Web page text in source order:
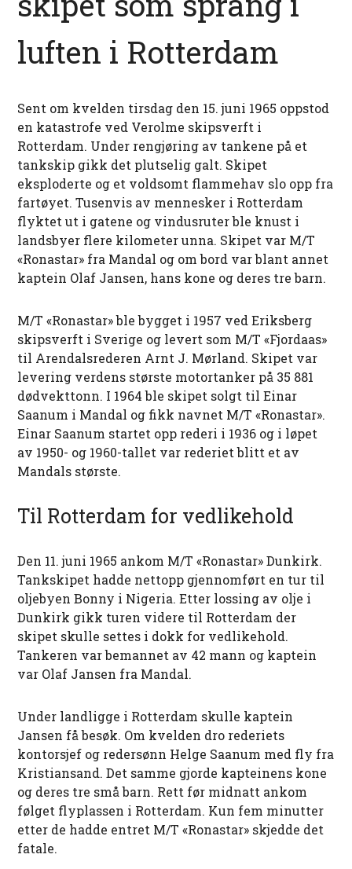
luften i Rotterdam
Sent om kvelden tirsdag den 15. juni 1965 oppstod
en katastrofe ved Verolme skipsverft i
Rotterdam. Under rengjøring av tankene på et
tankskip gikk det plutselig galt. Skipet
eksploderte og et voldsomt flammehav slo opp fra
fartøyet. Tusenvis av mennesker i Rotterdam
flyktet ut i gatene og vindusruter ble knust i
landsbyer flere kilometer unna. Skipet var M/T
«Ronastar» fra Mandal og om bord var blant annet
kaptein Olaf Jansen, hans kone og deres tre barn.
M/T «Ronastar» ble bygget i 1957 ved Eriksberg
skipsverft i Sverige og levert som M/T «Fjordaas»
til Arendalsrederen Arnt J. Mørland. Skipet var
levering verdens største motortanker på 35 881
dødvekttonn. I 1964 ble skipet solgt til Einar
Saanum i Mandal og fikk navnet M/T «Ronastar».
Einar Saanum startet opp rederi i 1936 og i løpet
av 1950- og 1960-tallet var rederiet blitt et av
Mandals største.
Til Rotterdam for vedlikehold
Den 11. juni 1965 ankom M/T «Ronastar» Dunkirk.
Tankskipet hadde nettopp gjennomført en tur til
oljebyen Bonny i Nigeria. Etter lossing av olje i
Dunkirk gikk turen videre til Rotterdam der
skipet skulle settes i dokk for vedlikehold.
Tankeren var bemannet av 42 mann og kaptein
var Olaf Jansen fra Mandal.
Under landligge i Rotterdam skulle kaptein
Jansen få besøk. Om kvelden dro rederiets
kontorsjef og redersønn Helge Saanum med fly fra
Kristiansand. Det samme gjorde kapteinens kone
og deres tre små barn. Rett før midnatt ankom
følget flyplassen i Rotterdam. Kun fem minutter
etter de hadde entret M/T «Ronastar» skjedde det
fatale.